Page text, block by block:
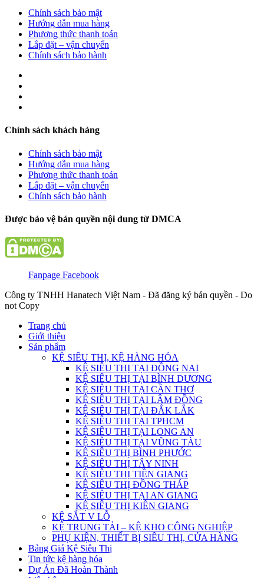
Chính sách bảo mật
Hướng dẫn mua hàng
Phương thức thanh toán
Lắp đặt – vận chuyển
Chính sách bảo hành
Chính sách khách hàng
Chính sách bảo mật
Hướng dẫn mua hàng
Phương thức thanh toán
Lắp đặt – vận chuyển
Chính sách bảo hành
Được bảo vệ bản quyền nội dung từ DMCA
Fanpage Facebook
Công ty TNHH Hanatech Việt Nam - Đã đăng ký bản quyền - Do
not Copy
Trang chủ
Giới thiệu
Sản phẩm
KỆ SIÊU THỊ, KỆ HÀNG HÓA
KỆ SIÊU THỊ TẠI ĐỒNG NAI
KỆ SIÊU THỊ TẠI BÌNH DƯƠNG
KỆ SIÊU THỊ TẠI CẦN THƠ
KỆ SIÊU THỊ TẠI LÂM ĐỒNG
KỆ SIÊU THỊ TẠI ĐẮK LẮK
KỆ SIÊU THỊ TẠI TPHCM
KỆ SIÊU THỊ TẠI LONG AN
KỆ SIÊU THỊ TẠI VŨNG TÀU
KỆ SIÊU THỊ BÌNH PHƯỚC
KỆ SIÊU THỊ TÂY NINH
KỆ SIÊU THỊ TIỀN GIANG
KỆ SIÊU THỊ ĐỒNG THÁP
KỆ SIÊU THỊ TẠI AN GIANG
KỆ SIÊU THỊ KIÊN GIANG
KỆ SẮT V LỖ
KỆ TRUNG TẢI – KỆ KHO CÔNG NGHIỆP
PHỤ KIỆN, THIẾT BỊ SIÊU THỊ, CỬA HÀNG
Bảng Giá Kệ Siêu Thị
Tin tức kệ hàng hóa
Dự Án Đã Hoàn Thành